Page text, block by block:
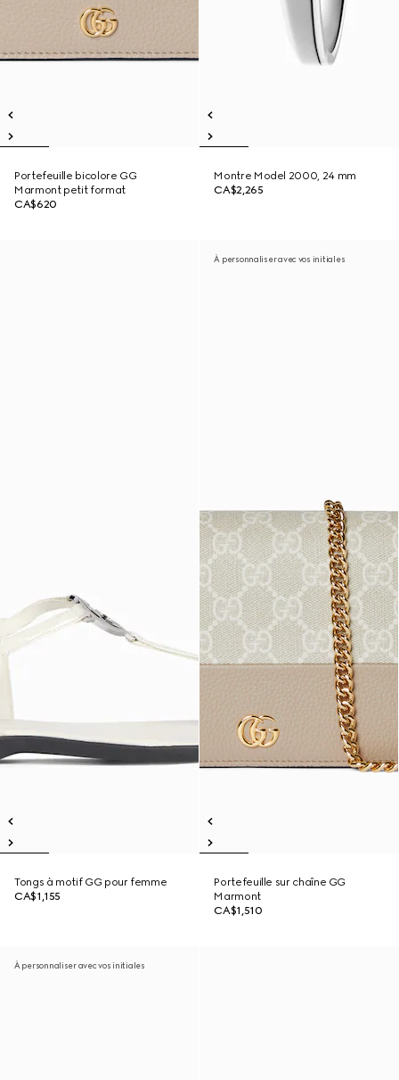
Portefeuille bicolore GG
Marmont petit format
CA$620
Montre Model 2000, 24 mm
CA$2,265
Tongs à motif GG pour femme
CA$1,155
À personnaliser avec vos initiales
Portefeuille sur chaîne GG
Marmont
CA$1,510
À personnaliser avec vos initiales